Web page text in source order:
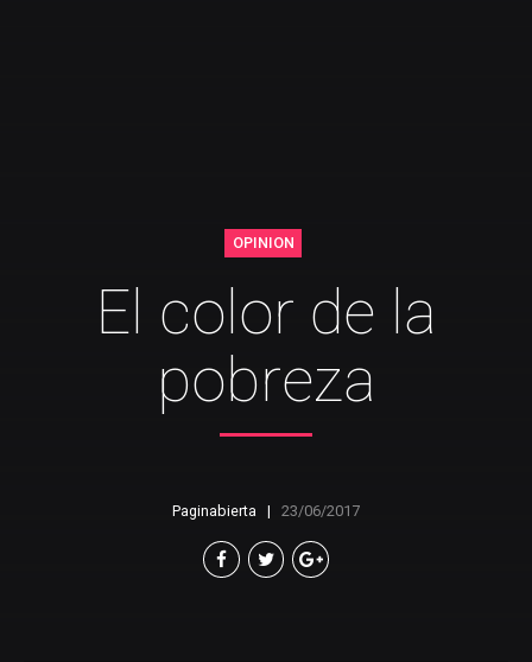
OPINION
El color de la
pobreza
Paginabierta 23/06/2017